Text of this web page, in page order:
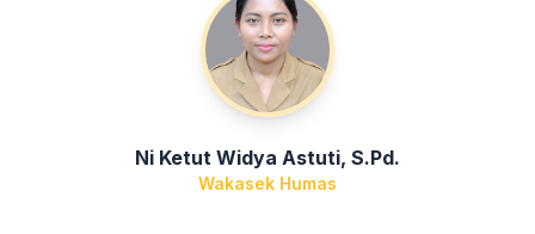
Ni Ketut Widya Astuti, S.Pd.
Wakasek Humas